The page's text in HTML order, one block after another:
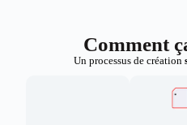
Comment
Un processus de création